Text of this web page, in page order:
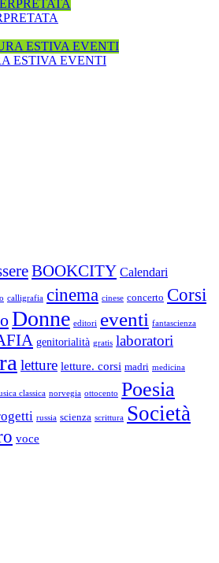
ESTIVA EVENTI
BOOKCITY Calendari
calligrafia cinema cinese concerto Corsi
Donne editori eventi fantascienza
genitorialità gratis laboratori
letture letture. corsi madri medicina
classica norvegia ottocento Poesia
russia scienza scrittura Società
voce